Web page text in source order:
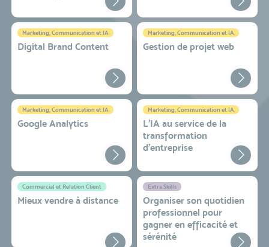
Marketing, Communication et IA
Digital Brand Content
Marketing, Communication et IA
Gestion de projet web
Marketing, Communication et IA
Google Analytics
Marketing, Communication et IA
L'IA au service de la
transformation
d'entreprise
Commercial et Relation Client
Mieux vendre à distance
Extra Skills
Organiser son quotidien
professionnel pour
gagner en efficacité et
sérénité